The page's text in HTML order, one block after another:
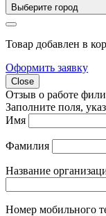
Выберите город
Товар добавлен в
Оформить заявку
Close
Отзыв о работе
Заполните поля,
Имя
Фамилия
Название
Номер мобильного